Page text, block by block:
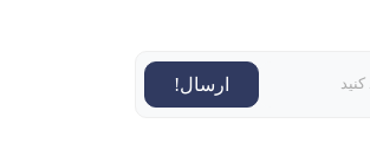
ارسال!